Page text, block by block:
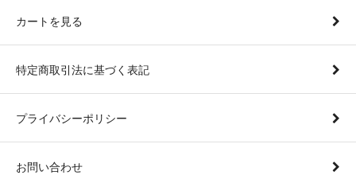
カートを見る
特定商取引法に基づく表記
プライバシーポリシー
お問い合わせ